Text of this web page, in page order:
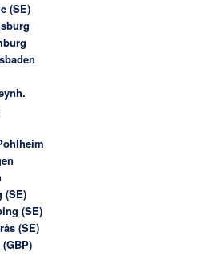
(SE)
(SE)
(SE)
(SE)